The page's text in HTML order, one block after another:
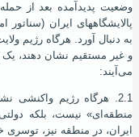
وضعیت پدیدآمده بعد از
پالایشگاههای ایران
به دنبال آورد. هرگاه رﮊیم
و غیر مستقیم نشان دهند،
می‌آیند:
2.1. هرگاه رﮊیم واکنشی
منطقه‌ای» نیست، بلکه
ایران، در منطقه نیز،